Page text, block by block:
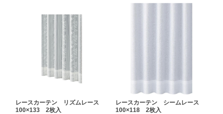
レースカーテン リズムレース
100×133 2枚入
レースカーテン シームレース
100×118 2枚入